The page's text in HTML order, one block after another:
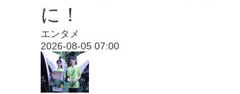
に！
エンタメ
2026-08-05 07:00